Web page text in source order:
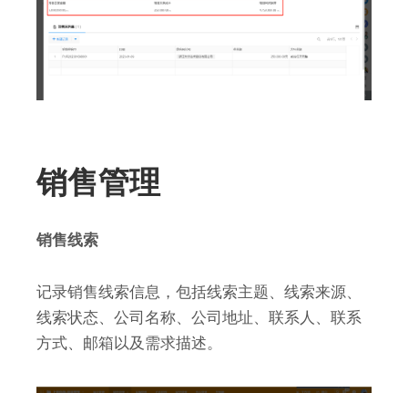
销售管理
销售线索
记录销售线索信息，包括线索主题、线索来源、
线索状态、公司名称、公司地址、联系人、联系
方式、邮箱以及需求描述。